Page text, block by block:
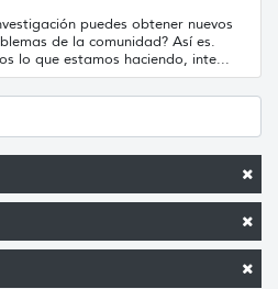
puedes obtener nuevos
de la comunidad? Así es.
lo que estamos haciendo, inte...